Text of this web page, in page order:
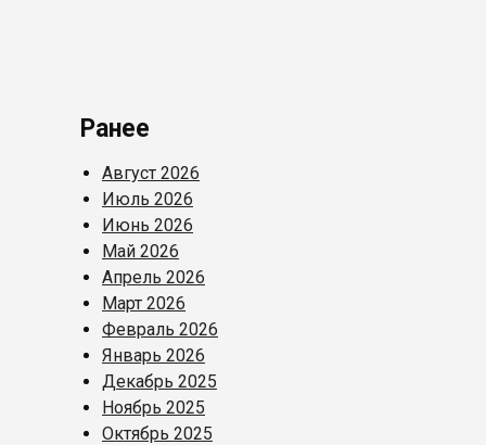
Ранее
Август 2026
Июль 2026
Июнь 2026
Май 2026
Апрель 2026
Март 2026
Февраль 2026
Январь 2026
Декабрь 2025
Ноябрь 2025
Октябрь 2025